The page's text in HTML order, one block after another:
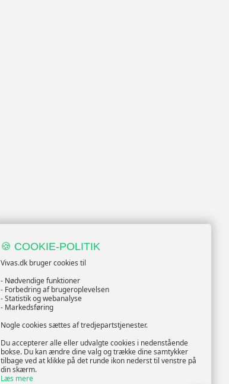
🍪 COOKIE-POLITIK
Vivas.dk bruger cookies til
- Nødvendige funktioner
- Forbedring af brugeroplevelsen
- Statistik og webanalyse
- Markedsføring
Nogle cookies sættes af tredjepartstjenester.
Du accepterer alle eller udvalgte cookies i nedenstående
bokse. Du kan ændre dine valg og trække dine samtykker
tilbage ved at klikke på det runde ikon nederst til venstre på
din skærm.
Læs mere